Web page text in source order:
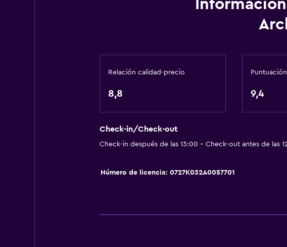
Ducha
Secador de pelo
Papel higiénico
Relación calidad-precio
8,8 9,4
Check-in/Check-out
Check-in después de las 13:00 - Check-out antes de las
Número de licencia: 0727K032Α0057701